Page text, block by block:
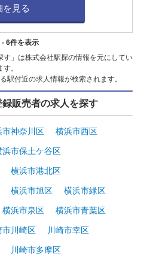
を見る
- 6件を表示
」は株式会社駅探の情報を元にしてい
す。
駅付近の求人情報が検索されます。
販売者の求人を探す
市神奈川区 横浜市西区
浜市保土ケ谷区
横浜市港北区
横浜市旭区 横浜市緑区
横浜市泉区 横浜市青葉区
市川崎区 川崎市幸区
川崎市多摩区